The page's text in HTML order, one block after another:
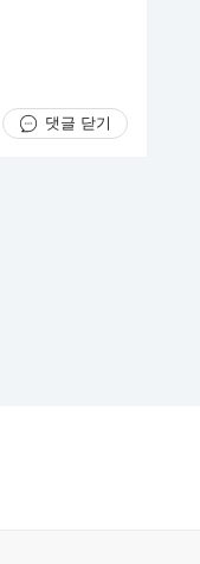
댓글 닫기